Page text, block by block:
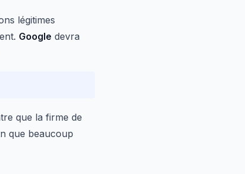
légitimes
Google devra
que la firme de
que beaucoup